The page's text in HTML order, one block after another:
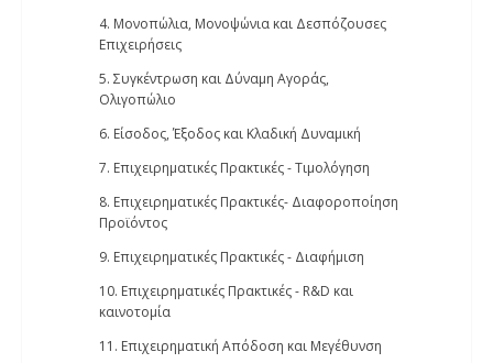
4. Μονοπώλια, Μονοψώνια και Δεσπόζουσες
Επιχειρήσεις
5. Συγκέντρωση και Δύναμη Αγοράς,
Ολιγοπώλιο
6. Είσοδος, Έξοδος και Κλαδική Δυναμική
7. Επιχειρηματικές Πρακτικές - Τιμολόγηση
8. Επιχειρηματικές Πρακτικές- Διαφοροποίηση
Προϊόντος
9. Επιχειρηματικές Πρακτικές - Διαφήμιση
10. Επιχειρηματικές Πρακτικές - R&D και
καινοτομία
11. Επιχειρηματική Απόδοση και Μεγέθυνση